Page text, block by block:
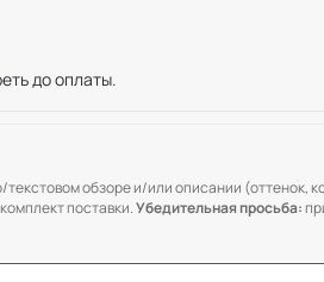
до оплаты.
обзоре и/или описании (оттенок,
поставки.Убедительная просьба: